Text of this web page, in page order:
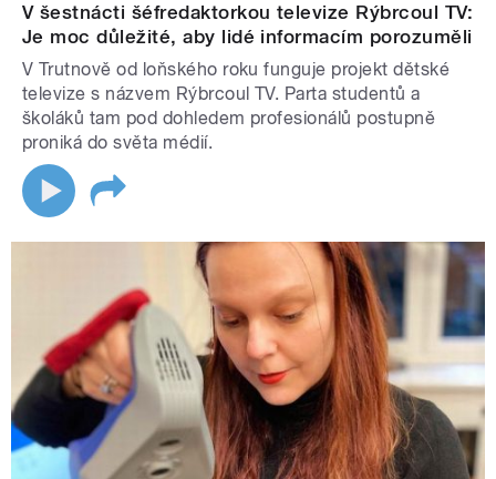
V šestnácti šéfredaktorkou televize Rýbrcoul TV:
Je moc důležité, aby lidé informacím porozuměli
V Trutnově od loňského roku funguje projekt dětské
televize s názvem Rýbrcoul TV. Parta studentů a
školáků tam pod dohledem profesionálů postupně
proniká do světa médií.